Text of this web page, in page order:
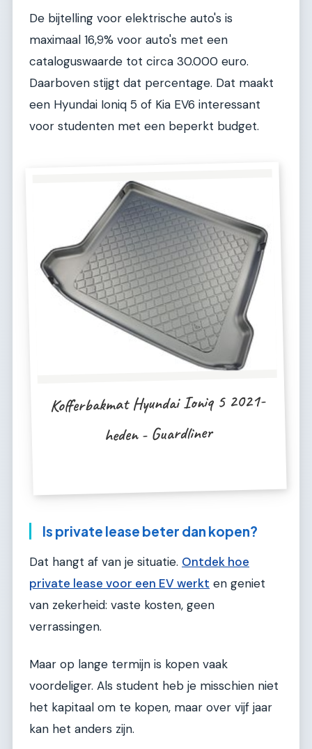
De bijtelling voor elektrische auto's is
maximaal 16,9% voor auto's met een
cataloguswaarde tot circa 30.000 euro.
Daarboven stijgt dat percentage. Dat maakt
een Hyundai Ioniq 5 of Kia EV6 interessant
voor studenten met een beperkt budget.
Kofferbakmat Hyundai Ioniq 5 2021-
heden - Guardliner
Is private lease beter dan kopen?
Dat hangt af van je situatie. Ontdek hoe
private lease voor een EV werkt en geniet
van zekerheid: vaste kosten, geen
verrassingen.
Maar op lange termijn is kopen vaak
voordeliger. Als student heb je misschien niet
het kapitaal om te kopen, maar over vijf jaar
kan het anders zijn.